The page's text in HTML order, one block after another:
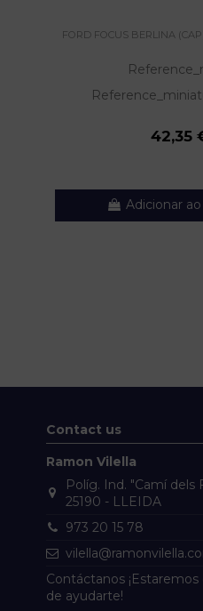
FORD FOCUS BERLINA
42,35
Adicionar
Contact us
Ramon Vilella
Políg. Ind. "Camí dels
25190 - LLEIDA
973 20 15 78
Contáctanos
de ayudarte!